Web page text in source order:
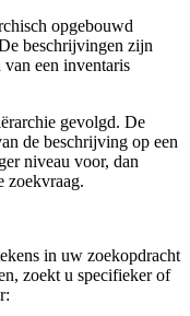
opgebouwd
beschrijvingen zijn
een inventaris
gevolgd. De
de beschrijving op een
niveau voor, dan
zoekvraag.
in uw zoekopdracht
zoekt u specifieker of